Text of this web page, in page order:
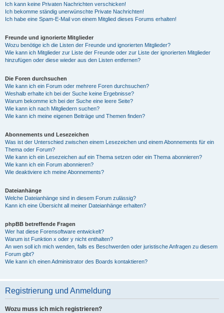
Ich kann keine Privaten Nachrichten verschicken!
Ich bekomme ständig unerwünschte Private Nachrichten!
Ich habe eine Spam-E-Mail von einem Mitglied dieses Forums erhalten!
Freunde und ignorierte Mitglieder
Wozu benötige ich die Listen der Freunde und ignorierten Mitglieder?
Wie kann ich Mitglieder zur Liste der Freunde oder zur Liste der ignorierten Mitglieder
hinzufügen oder diese wieder aus den Listen entfernen?
Die Foren durchsuchen
Wie kann ich ein Forum oder mehrere Foren durchsuchen?
Weshalb erhalte ich bei der Suche keine Ergebnisse?
Warum bekomme ich bei der Suche eine leere Seite?
Wie kann ich nach Mitgliedern suchen?
Wie kann ich meine eigenen Beiträge und Themen finden?
Abonnements und Lesezeichen
Was ist der Unterschied zwischen einem Lesezeichen und einem Abonnements für ein
Thema oder Forum?
Wie kann ich ein Lesezeichen auf ein Thema setzen oder ein Thema abonnieren?
Wie kann ich ein Forum abonnieren?
Wie deaktiviere ich meine Abonnements?
Dateianhänge
Welche Dateianhänge sind in diesem Forum zulässig?
Kann ich eine Übersicht all meiner Dateianhänge erhalten?
phpBB betreffende Fragen
Wer hat diese Forensoftware entwickelt?
Warum ist Funktion x oder y nicht enthalten?
An wen soll ich mich wenden, falls es Beschwerden oder juristische Anfragen zu diesem
Forum gibt?
Wie kann ich einen Administrator des Boards kontaktieren?
Registrierung und Anmeldung
Wozu muss ich mich registrieren?